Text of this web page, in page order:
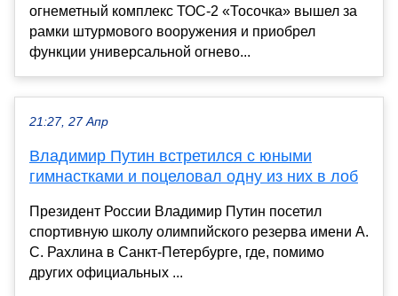
огнеметный комплекс ТОС-2 «Тосочка» вышел за
рамки штурмового вооружения и приобрел
функции универсальной огнево...
21:27, 27 Апр
Владимир Путин встретился с юными
гимнастками и поцеловал одну из них в лоб
Президент России Владимир Путин посетил
спортивную школу олимпийского резерва имени А.
С. Рахлина в Санкт-Петербурге, где, помимо
других официальных ...